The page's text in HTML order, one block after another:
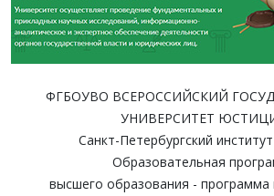
ФГБОУВО ВСЕРОССИЙСКИЙ
УНИВЕРСИТЕТ
Санкт-Петербургский
Образовательная
высшего образования - программа